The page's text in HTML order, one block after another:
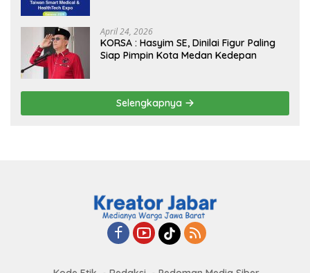
April 24, 2026
KORSA : Hasyim SE, Dinilai Figur Paling
Siap Pimpin Kota Medan Kedepan
Selengkapnya